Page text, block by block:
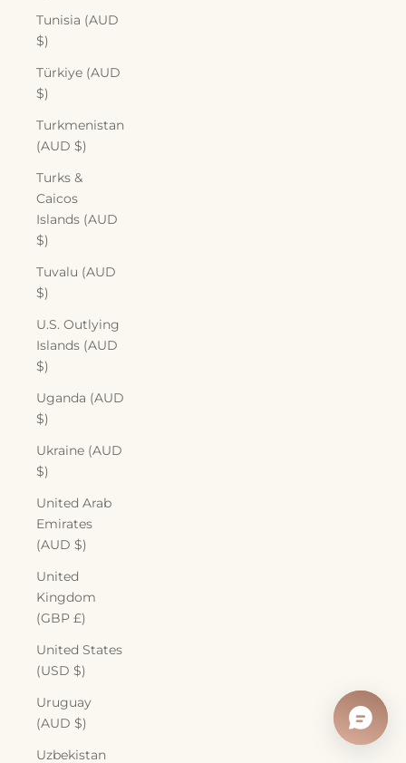
Tunisia (AUD
$)
Türkiye (AUD
$)
Turkmenistan
(AUD $)
Turks &
Caicos
Islands (AUD
$)
Tuvalu (AUD
$)
U.S. Outlying
Islands (AUD
$)
Uganda (AUD
$)
Ukraine (AUD
$)
United Arab
Emirates
(AUD $)
United
Kingdom
(GBP £)
United States
(USD $)
Uruguay
(AUD $)
Uzbekistan